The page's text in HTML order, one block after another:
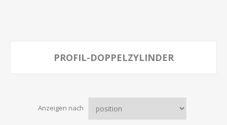
PROFIL-DOPPELZYLINDER
Anzeigen nach